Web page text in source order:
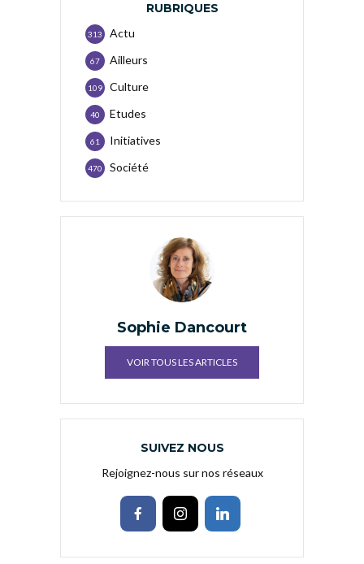
RUBRIQUES
Actu
313
Ailleurs
67
Culture
109
Etudes
40
Initiatives
61
Société
470
Sophie Dancourt
VOIR TOUS LES ARTICLES
SUIVEZ NOUS
Rejoignez-nous sur nos réseaux